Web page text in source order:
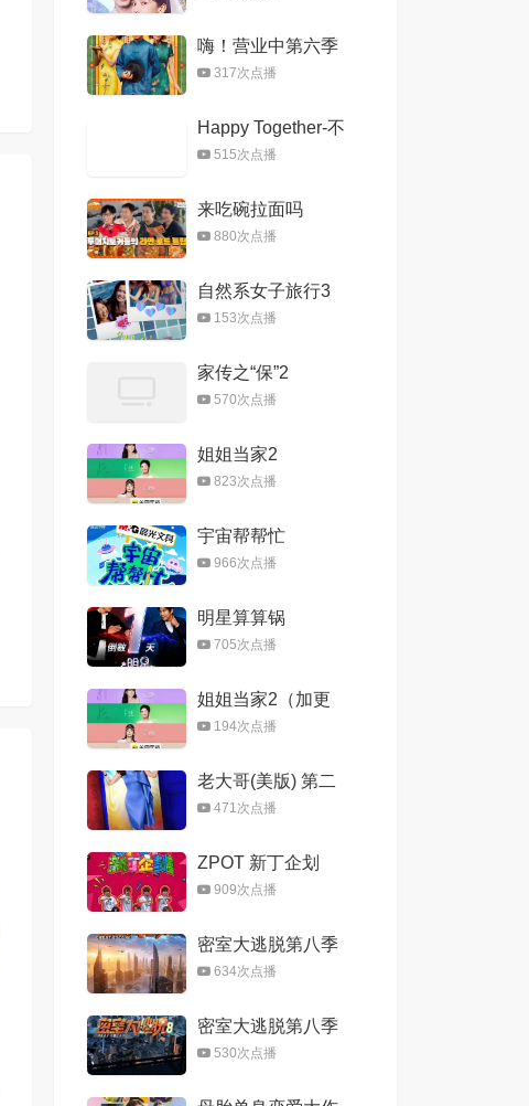
嗨！营业中第六季
317次点播
Happy Together-不
是一个人真好
515次点播
来吃碗拉面吗
880次点播
自然系女子旅行3
153次点播
家传之“保”2
570次点播
姐姐当家2
823次点播
宇宙帮帮忙
966次点播
明星算算锅
705次点播
姐姐当家2（加更
版）
194次点播
老大哥(美版) 第二
十八季
471次点播
ZPOT 新丁企划
909次点播
密室大逃脱第八季
大神版
634次点播
密室大逃脱第八季
（加更版）
530次点播